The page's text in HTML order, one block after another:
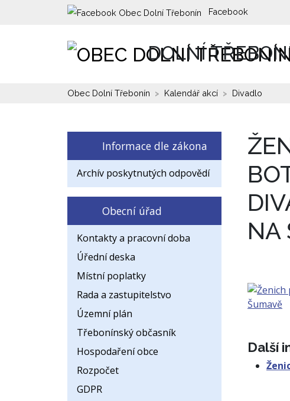
Facebook
DOLNÍ
Obec Dolní Třebonín Kalendář akcí Divadlo
Informace dle zákona
Archív poskytnutých odpovědí
Obecní úřad
Kontakty a pracovní doba
Úřední deska
Místní poplatky
Rada a zastupitelstvo
Územní plán
Třebonínský občasník
Hospodaření obce
Rozpočet
GDPR
NA
Další